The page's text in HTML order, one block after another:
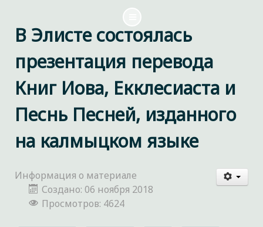
В Элисте состоялась
презентация перевода
Книг Иова, Екклесиаста и
Песнь Песней, изданного
на калмыцком языке
Информация о материале
Создано: 06 ноября 2018
Просмотров: 4624